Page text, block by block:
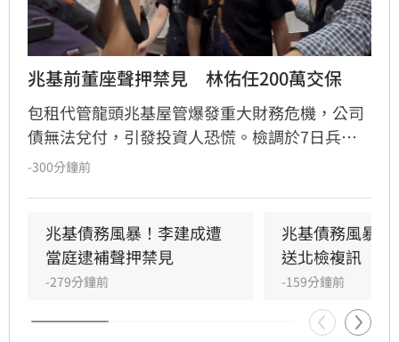
兆基前董座聲押禁見　林佑任200萬交保
包租代管龍頭兆基屋管爆發重大財務危機，公司
債無法兌付，引發投資人恐慌。檢調於7日兵分
多路搜索，約談前董事長李建成及共同創辦人林
私用及支付前妻開銷，涉犯侵占與背信罪，檢方
複訊後將其當庭逮捕並聲押禁見。林佑任則以
200萬元交保。此外，宏碁集團因發現兆基內部
管理缺失，宣布法人代表李文詳辭去兆基董事長
職務。
-300分鐘前
兆基債務風暴！李建成遭
當庭逮補聲押禁見
-279分鐘前
兆基債務風暴
送北檢複訊
-159分鐘前